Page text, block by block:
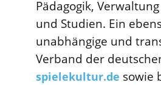
Pädagogik,
und Studien. Ein
unabhängige und
Verband der
spielekultur.de sowie